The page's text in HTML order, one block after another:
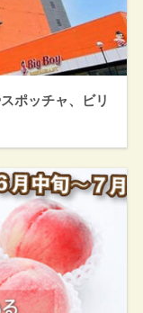
ポッチャ、ビリ